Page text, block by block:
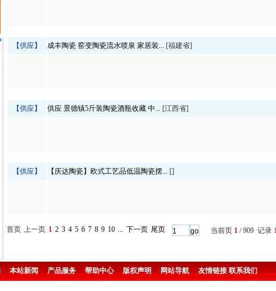
【供应】 成丰陶瓷 窑变陶瓷流水喷泉 家居装... [福建省]
【供应】 供应 景德镇5斤装陶瓷酒瓶收藏 中... [江西省]
【供应】 【庆达陶瓷】欧式工艺品低温陶瓷摆... []
首页 上一页 1 2 3 4 5 6 7 8 9 10 ... 下一页 尾页 当前页 1/ 909 记录
本站新闻 产品服务 帮助中心 版权声明 网站导航 友情链接 联系我们